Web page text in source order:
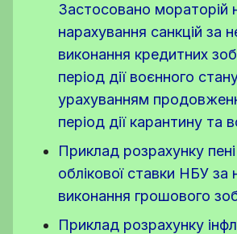
Застосовано мораторій
нарахування санкцій за
виконання кредитних
період дії воєнного
урахуванням
період дії карантину та
Приклад розрахунку пені
облікової ставки НБУ за
виконання грошового
Приклад розрахунку